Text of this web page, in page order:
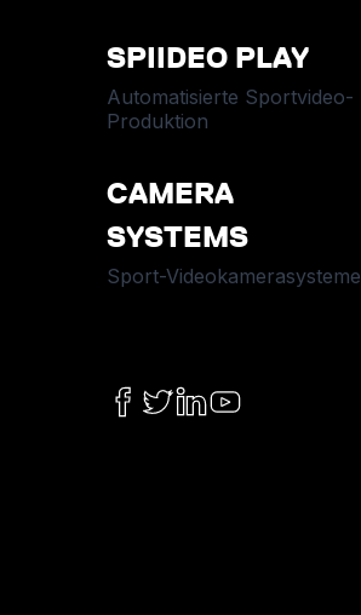
SPIIDEO PLAY
Automatisierte Sportvideo-
Produktion
CAMERA
SYSTEMS
Sport-Videokamerasysteme